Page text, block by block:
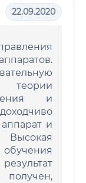
22.09.2020
и
и
Высокая